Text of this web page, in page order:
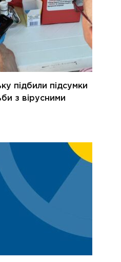
підбили підсумки
з вірусними